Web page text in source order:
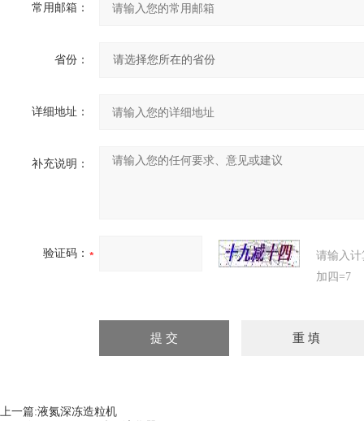
常用邮箱：
省份：
详细地址：
补充说明：
验证码：
请输入
加四=7
上一篇:液氮深冻造粒机